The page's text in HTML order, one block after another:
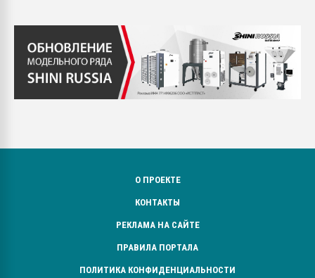
О ПРОЕКТЕ
КОНТАКТЫ
РЕКЛАМА НА САЙТЕ
ПРАВИЛА ПОРТАЛА
ПОЛИТИКА КОНФИДЕНЦИАЛЬНОСТИ